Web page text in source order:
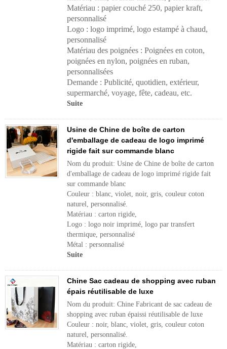
Matériau : papier couché 250, papier kraft,
personnalisé
Logo : logo imprimé, logo estampé à chaud,
personnalisé
Matériau des poignées : Poignées en coton,
poignées en nylon, poignées en ruban,
personnalisées
Demande : Publicité, quotidien, extérieur,
supermarché, voyage, fête, cadeau, etc.
Suite
Usine de Chine de boîte de carton
d'emballage de cadeau de logo imprimé
rigide fait sur commande blanc
Nom du produit: Usine de Chine de boîte de carton
d'emballage de cadeau de logo imprimé rigide fait
sur commande blanc
Couleur : blanc, violet, noir, gris, couleur coton
naturel, personnalisé.
Matériau : carton rigide,
Logo : logo noir imprimé, logo par transfert
thermique, personnalisé
Métal : personnalisé
Suite
Chine Sac cadeau de shopping avec ruban
épais réutilisable de luxe
Nom du produit: Chine Fabricant de sac cadeau de
shopping avec ruban épaissi réutilisable de luxe
Couleur : noir, blanc, violet, gris, couleur coton
naturel, personnalisé.
Matériau : carton rigide,